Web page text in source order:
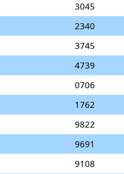
3045
2340
3745
4739
0706
1762
9822
9691
9108